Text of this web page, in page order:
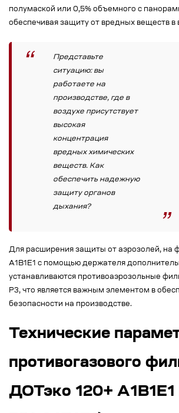
полумаской или 0,5% объемного с
обеспечивая защиту от вредных веществ в
Представьте
ситуацию: вы
работаете на
производстве, где в
воздухе присутствует
высокая
концентрация
вредных химических
веществ. Как
обеспечить надежную
защиту органов
дыхания?
Для расширения защиты от аэрозолей, на
А1B1E1 с помощью держателя
устанавливаются противоаэрозольные
Р3, что является важным элементом в
безопасности на производстве.
Технические
противогазового
ДОТэко 120+ А1B1E1